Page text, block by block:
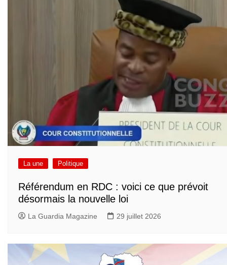
La une Politique
Référendum en RDC : voici ce que prévoit
désormais la nouvelle loi
La Guardia Magazine 29 juillet 2026